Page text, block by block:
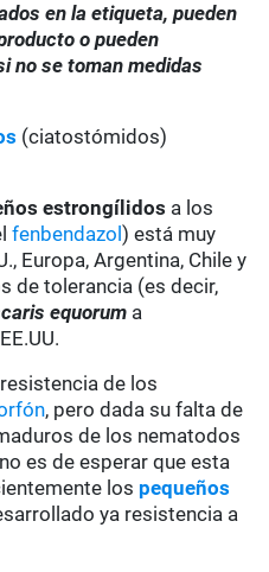
en la etiqueta, pueden
o pueden
no se toman medidas
(ciatostómidos)
estrongílidos a los
fenbendazol) está muy
Europa, Argentina, Chile y
de tolerancia (es decir,
equorum a
de los
, pero dada su falta de
de los nematodos
es de esperar que esta
los pequeños
ya resistencia a